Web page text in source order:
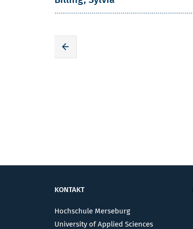
KONTAKT
Hochschule Merseburg
University of Applied Sciences